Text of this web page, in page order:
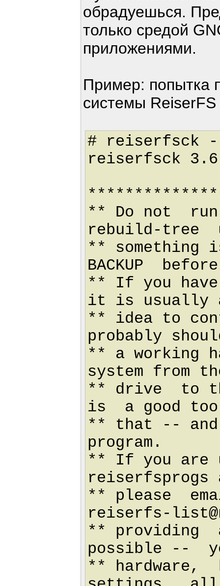
обрадуешься.
только средой
приложениями.
Пример: попытка
системы
# reiserfsck
reiserfsck
** Do not
rebuild-tree
** something
BACKUP
** If you
it is usually
** idea to
probably
** a working
system from
** drive to
is a good
** that --
** If you are
** please
reiserfs-
** providing
possible --
**